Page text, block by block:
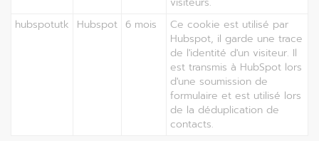
hubspotutk
Hubspot 6 mois
Ce cookie est utilisé par
Hubspot, il garde une trace
de l'identité d'un visiteur. Il
est transmis à HubSpot lors
d'une soumission de
formulaire et est utilisé lors
de la déduplication de
contacts.